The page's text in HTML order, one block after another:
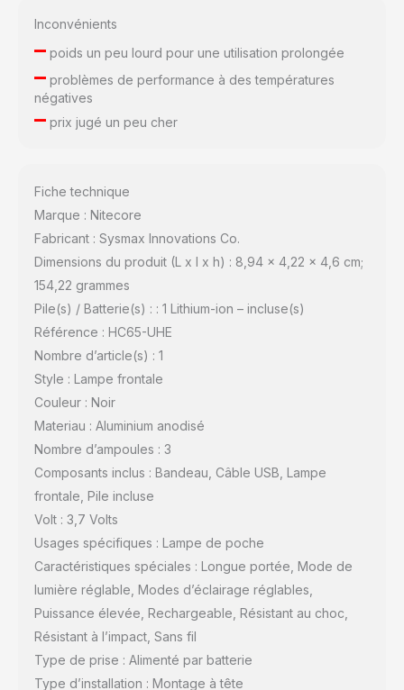
Inconvénients
–poids un peu lourd pour une utilisation prolongée
–problèmes de performance à des températures
négatives
–prix jugé un peu cher
Fiche technique
Marque : Nitecore
Fabricant : Sysmax Innovations Co.
Dimensions du produit (L x l x h) : 8,94 x 4,22 x 4,6 cm;
154,22 grammes
Pile(s) / Batterie(s) : : 1 Lithium-ion – incluse(s)
Référence : HC65-UHE
Nombre d’article(s) : 1
Style : Lampe frontale
Couleur : Noir
Materiau : Aluminium anodisé
Nombre d’ampoules : 3
Composants inclus : Bandeau, Câble USB, Lampe
frontale, Pile incluse
Volt : 3,7 Volts
Usages spécifiques : Lampe de poche
Caractéristiques spéciales : Longue portée, Mode de
lumière réglable, Modes d’éclairage réglables,
Puissance élevée, Rechargeable, Résistant au choc,
Résistant à l’impact, Sans fil
Type de prise : Alimenté par batterie
Type d’installation : Montage à tête